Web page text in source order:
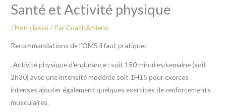
Santé et Activité physique
/Non classé/ ParCoachAmiens
Recommandations de l’OMS il faut pratiquer
-Activité physique d’endurance : soit 150 minutes/semaine (soit
2h30) avec une intensité modérée soit 1H15 pour exerces
intenses ajouter également quelques exercices de renforcements
musculaires.